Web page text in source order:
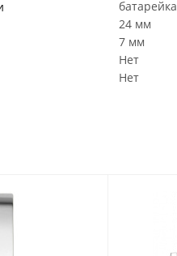
батарейка
24 мм
7 мм
Нет
Нет